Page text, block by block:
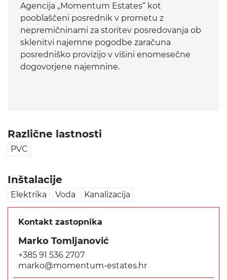
Agencija „Momentum Estates“ kot
pooblaščeni posrednik v prometu z
nepremičninami za storitev posredovanja ob
sklenitvi najemne pogodbe zaračuna
posredniško provizijo v višini enomesečne
dogovorjene najemnine.
Različne lastnosti
PVC
Inštalacije
Elektrika Voda Kanalizacija
Kontakt zastopnika
Marko Tomljanović
+385 91 536 2707
marko@momentum-estates.hr